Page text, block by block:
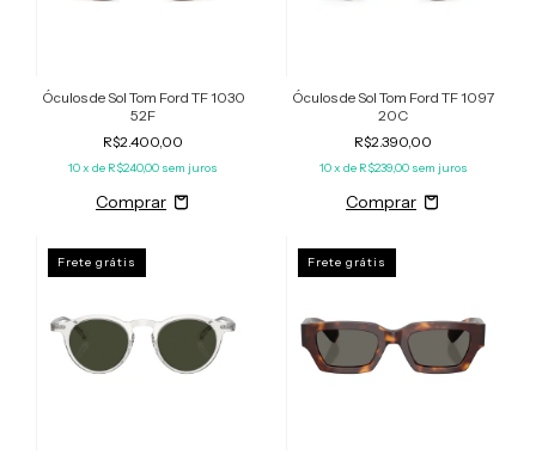
Óculos de Sol Tom Ford TF 1030
52F
R$2.400,00
10x de R$240,00 sem juros
Óculos de Sol Tom Ford TF 1097
20C
R$2.390,00
10x de R$239,00 sem juros
Frete grátis Frete grátis